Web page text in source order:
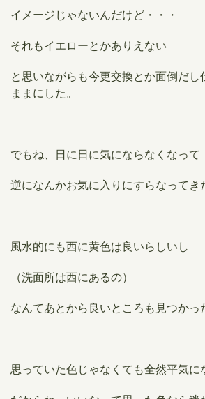
イメージじゃないんだけど・・・
それもイエローとかありえない
と思いながらも今更交換とか面倒だし
ままにした。
でもね、日に日に気にならなくなって
逆になんかお気に入りにすらなってき
風水的にも西に黄色は良いらしいし
（洗面所は西にあるの）
なんてあとから良いところも見つかっ
思っていた色じゃなくても全然平気に